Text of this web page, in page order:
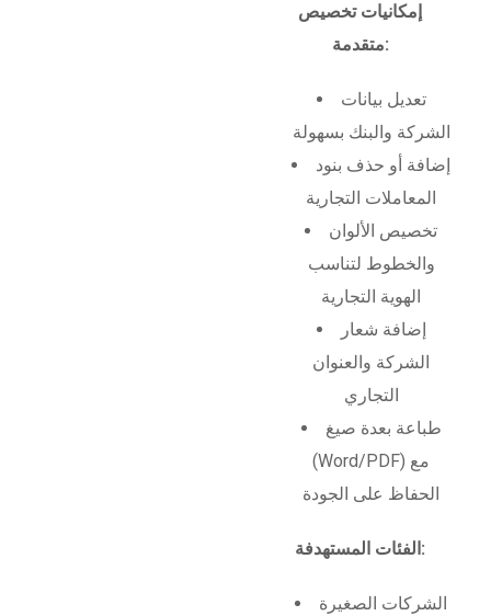
إمكانيات تخصيص
متقدمة:
تعديل بيانات
الشركة والبنك بسهولة
إضافة أو حذف بنود
المعاملات التجارية
تخصيص الألوان
والخطوط لتناسب
الهوية التجارية
إضافة شعار
الشركة والعنوان
التجاري
طباعة بعدة صيغ
(Word/PDF) مع
الحفاظ على الجودة
الفئات المستهدفة:
الشركات الصغيرة